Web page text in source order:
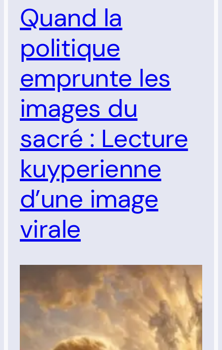
Quand la
politique
emprunte les
images du
sacré : Lecture
kuyperienne
d’une image
virale